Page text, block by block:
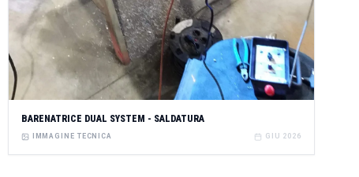
BARENATRICE DUAL SYSTEM - SALDATURA
IMMAGINE TECNICA GIU 2026